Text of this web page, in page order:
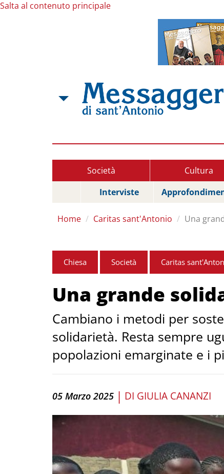
Salta al contenuto principale
Società Cultura
Interviste
Home Caritas sant'Antonio Una
Chiesa Società Caritas
Una grande
Cambiano i metodi per
solidarietà. Resta sempre
popolazioni emarginate e i
05 Marzo 2025 | DI GIULIA CANANZI